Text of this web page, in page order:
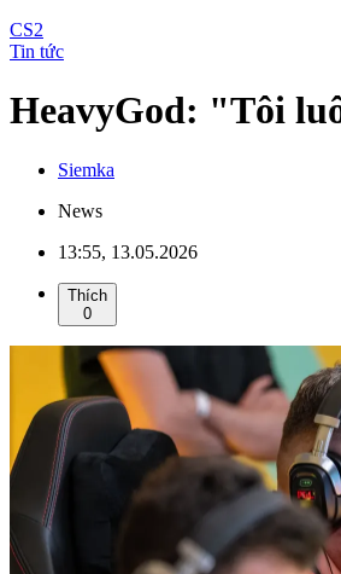
CS2
Tin tức
HeavyGod: "Tôi
Siemka
News
13:55, 13.05.2026
Thích
0